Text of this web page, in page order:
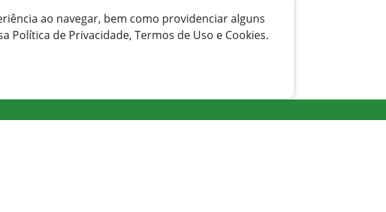
Transparência
ao navegar, bem como providenciar alguns
Política de Privacidade, Termos de Uso e Cookies.